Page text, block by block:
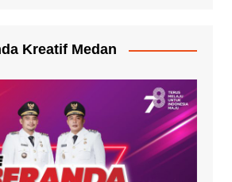
Kreatif Medan